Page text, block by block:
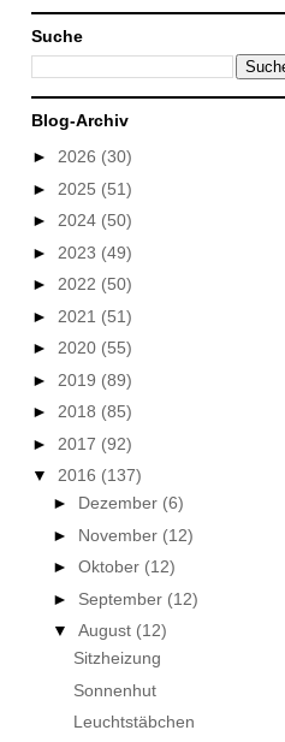
Suche
Blog-Archiv
► 2026 (30)
► 2025 (51)
► 2024 (50)
► 2023 (49)
► 2022 (50)
► 2021 (51)
► 2020 (55)
► 2019 (89)
► 2018 (85)
► 2017 (92)
▼ 2016 (137)
► Dezember (6)
► November (12)
► Oktober (12)
► September (12)
▼ August (12)
Sitzheizung
Sonnenhut
Leuchtstäbchen